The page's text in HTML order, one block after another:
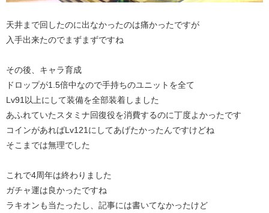
天井まで回したのに出なかったのは痛かったですが
入手出来たのでまずまずですね
その後、キャラ育成
ドロップが1.5倍中なので手持ちのユニットを全て
Lv91以上にして装備を全部装着しました
あふれていたスタミナ回復役を消費するのに丁度よかったです
コインがあればLv121にしてあげたかったんですけどね
そこまでは無理でした
これで4周年は終わりました
ガチャ運は良かったですね
ラキオンも当たったし、記事には書いてなかったけど